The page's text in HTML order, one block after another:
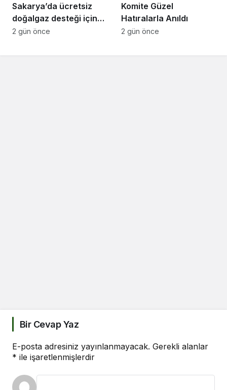
Sakarya’da ücretsiz
doğalgaz desteği için
başvurular başladı
2 gün önce
Komite Güzel
Hatıralarla Anıldı
2 gün önce
Bir Cevap Yaz
E-posta adresiniz yayınlanmayacak. Gerekli alanlar
* ile işaretlenmişlerdir